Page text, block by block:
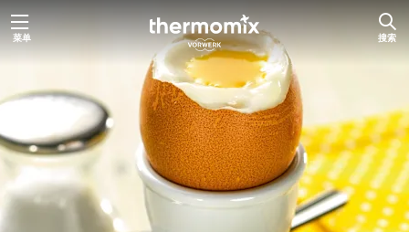
跳菜单 搜索